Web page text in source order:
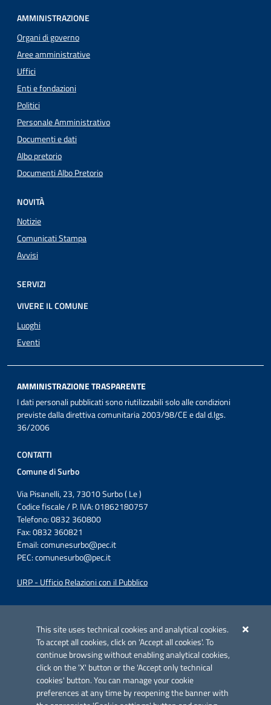
This site uses technical cookies and analytical cookies.
To accept all cookies, click on 'Accept all cookies'. To
continue browsing without enabling analytical cookies,
click on the 'X' button or the 'Accept only technical
cookies' button. You can manage your cookie
preferences at any time by reopening the banner with
AMMINISTRAZIONE
Organi di governo
Aree amministrative
Uffici
Enti e fondazioni
Politici
Personale Amministrativo
Documenti e dati
Albo pretorio
Documenti Albo Pretorio
NOVITÀ
Notizie
Comunicati Stampa
Avvisi
SERVIZI
VIVERE IL COMUNE
Luoghi
Eventi
AMMINISTRAZIONE TRASPARENTE
I dati personali pubblicati sono riutilizzabili solo alle condizioni
previste dalla direttiva comunitaria 2003/98/CE e dal d.lgs.
36/2006
CONTATTI
Comune di Surbo
Via Pisanelli, 23, 73010 Surbo ( Le )
Codice fiscale / P. IVA: 01862180757
Telefono: 0832 360800
Fax: 0832 360821
Email:comunesurbo@pec.it
PEC:comunesurbo@pec.it
URP - Ufficio Relazioni con il Pubblico
Azione 2.3.